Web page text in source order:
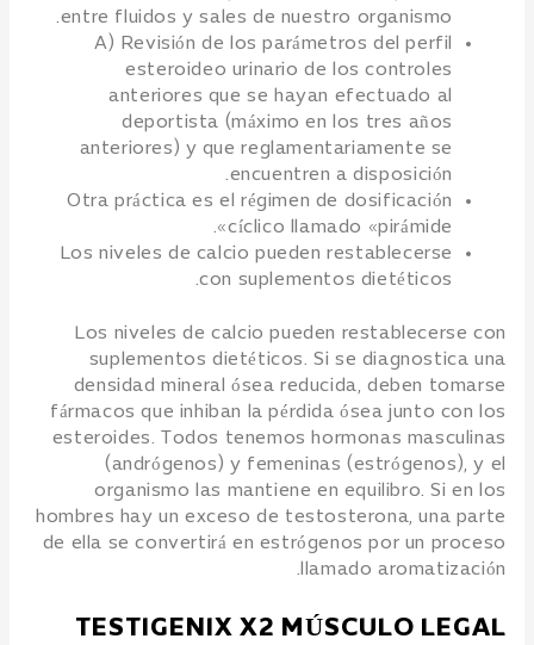
entre fluidos y sales de nuestro organismo.
A) Revisión de los parámetros del perfil
esteroideo urinario de los controles
anteriores que se hayan efectuado al
deportista (máximo en los tres años
anteriores) y que reglamentariamente se
encuentren a disposición.
Otra práctica es el régimen de dosificación
cíclico llamado «pirámide».
Los niveles de calcio pueden restablecerse
con suplementos dietéticos.
Los niveles de calcio pueden restablecerse con
suplementos dietéticos. Si se diagnostica una
densidad mineral ósea reducida, deben tomarse
fármacos que inhiban la pérdida ósea junto con los
esteroides. Todos tenemos hormonas masculinas
(andrógenos) y femeninas (estrógenos), y el
organismo las mantiene en equilibro. Si en los
hombres hay un exceso de testosterona, una parte
de ella se convertirá en estrógenos por un proceso
llamado aromatización.
TESTIGENIX X2 MÚSCULO LEGAL